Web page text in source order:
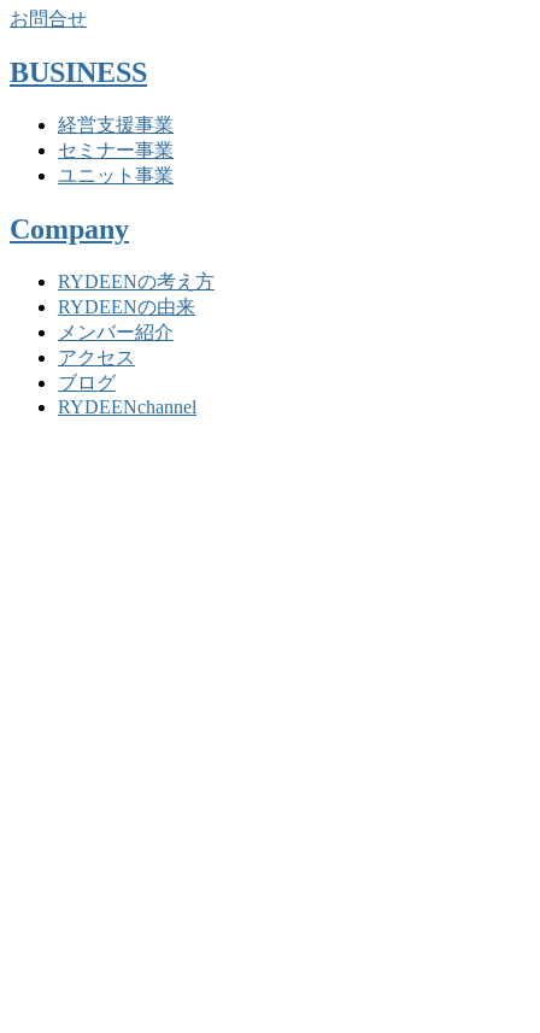
お問合せ
BUSINESS
経営支援事業
セミナー事業
ユニット事業
Company
RYDEENの考え方
RYDEENの由来
メンバー紹介
アクセス
ブログ
RYDEENchannel